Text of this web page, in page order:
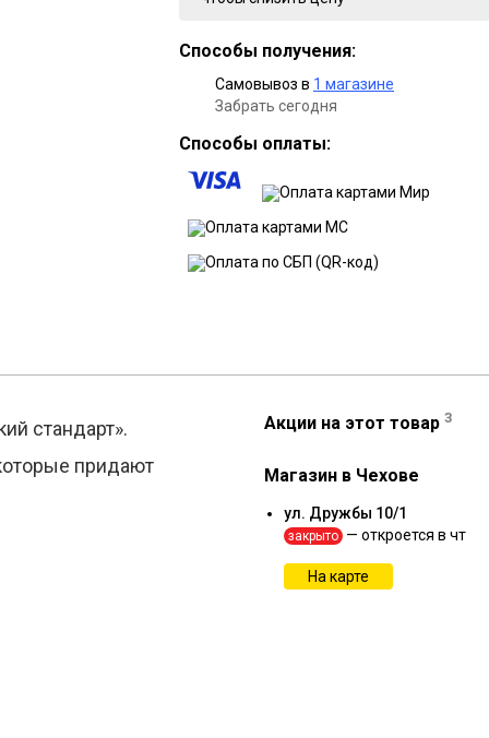
Способы получения:
Самовывоз в 1 магазине
Забрать сегодня
Способы оплаты:
стандарт».
придают
Акции на этот товар 3
Магазин в Чехове
ул. Дружбы 10/1
закрыто — откроется в чт
На карте